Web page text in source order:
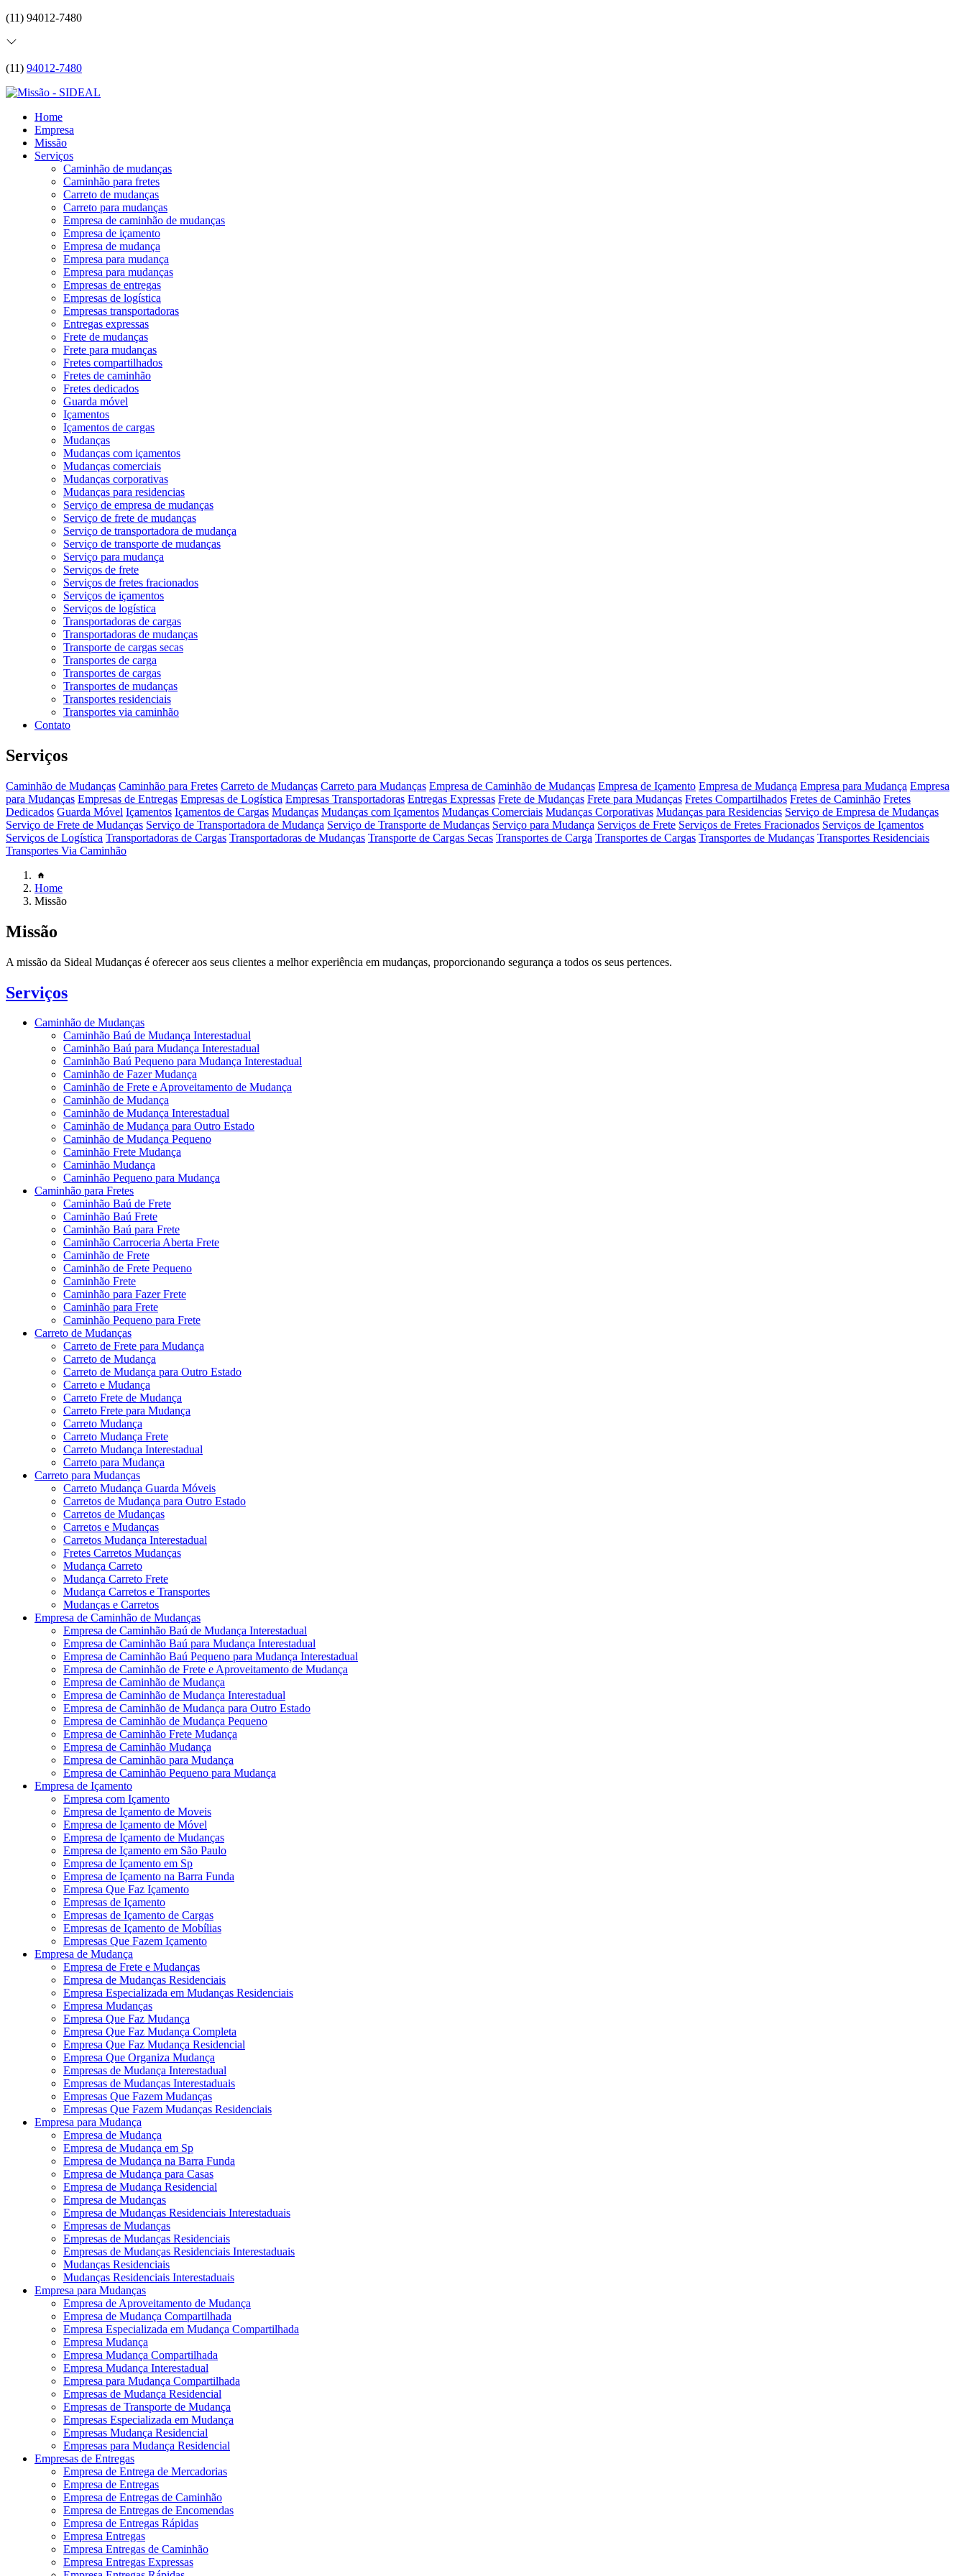
(11) 94012-7480
(11) 94012-7480
Home
Empresa
Missão
Serviços
Caminhão de mudanças
Caminhão para fretes
Carreto de mudanças
Carreto para mudanças
Empresa de caminhão de mudanças
Empresa de içamento
Empresa de mudança
Empresa para mudança
Empresa para mudanças
Empresas de entregas
Empresas de logística
Empresas transportadoras
Entregas expressas
Frete de mudanças
Frete para mudanças
Fretes compartilhados
Fretes de caminhão
Fretes dedicados
Guarda móvel
Içamentos
Içamentos de cargas
Mudanças
Mudanças com içamentos
Mudanças comerciais
Mudanças corporativas
Mudanças para residencias
Serviço de empresa de mudanças
Serviço de frete de mudanças
Serviço de transportadora de mudança
Serviço de transporte de mudanças
Serviço para mudança
Serviços de frete
Serviços de fretes fracionados
Serviços de içamentos
Serviços de logística
Transportadoras de cargas
Transportadoras de mudanças
Transporte de cargas secas
Transportes de carga
Transportes de cargas
Transportes de mudanças
Transportes residenciais
Transportes via caminhão
Contato
Serviços
Caminhão de Mudanças Caminhão para Fretes Carreto de Mudanças Carreto para Mudanças Empresa de Caminhão de Mudanças Empresa de Içamento Empresa de Mudança Empresa para Mudança Empresa
para Mudanças Empresas de Entregas Empresas de Logística Empresas Transportadoras Entregas Expressas Frete de Mudanças Frete para Mudanças Fretes Compartilhados Fretes de Caminhão Fretes
Dedicados Guarda Móvel Içamentos Içamentos de Cargas Mudanças Mudanças com Içamentos Mudanças Comerciais Mudanças Corporativas Mudanças para Residencias Serviço de Empresa de Mudanças
Serviço de Frete de Mudanças Serviço de Transportadora de Mudança Serviço de Transporte de Mudanças Serviço para Mudança Serviços de Frete Serviços de Fretes Fracionados Serviços de Içamentos
Serviços de Logística Transportadoras de Cargas Transportadoras de Mudanças Transporte de Cargas Secas Transportes de Carga Transportes de Cargas Transportes de Mudanças Transportes Residenciais
Transportes Via Caminhão
Home
Missão
Missão
A missão da Sideal Mudanças é oferecer aos seus clientes a melhor experiência em mudanças, proporcionando segurança a todos os seus pertences.
Serviços
Caminhão de Mudanças
Caminhão Baú de Mudança Interestadual
Caminhão Baú para Mudança Interestadual
Caminhão Baú Pequeno para Mudança Interestadual
Caminhão de Fazer Mudança
Caminhão de Frete e Aproveitamento de Mudança
Caminhão de Mudança
Caminhão de Mudança Interestadual
Caminhão de Mudança para Outro Estado
Caminhão de Mudança Pequeno
Caminhão Frete Mudança
Caminhão Mudança
Caminhão Pequeno para Mudança
Caminhão para Fretes
Caminhão Baú de Frete
Caminhão Baú Frete
Caminhão Baú para Frete
Caminhão Carroceria Aberta Frete
Caminhão de Frete
Caminhão de Frete Pequeno
Caminhão Frete
Caminhão para Fazer Frete
Caminhão para Frete
Caminhão Pequeno para Frete
Carreto de Mudanças
Carreto de Frete para Mudança
Carreto de Mudança
Carreto de Mudança para Outro Estado
Carreto e Mudança
Carreto Frete de Mudança
Carreto Frete para Mudança
Carreto Mudança
Carreto Mudança Frete
Carreto Mudança Interestadual
Carreto para Mudança
Carreto para Mudanças
Carreto Mudança Guarda Móveis
Carretos de Mudança para Outro Estado
Carretos de Mudanças
Carretos e Mudanças
Carretos Mudança Interestadual
Fretes Carretos Mudanças
Mudança Carreto
Mudança Carreto Frete
Mudança Carretos e Transportes
Mudanças e Carretos
Empresa de Caminhão de Mudanças
Empresa de Caminhão Baú de Mudança Interestadual
Empresa de Caminhão Baú para Mudança Interestadual
Empresa de Caminhão Baú Pequeno para Mudança Interestadual
Empresa de Caminhão de Frete e Aproveitamento de Mudança
Empresa de Caminhão de Mudança
Empresa de Caminhão de Mudança Interestadual
Empresa de Caminhão de Mudança para Outro Estado
Empresa de Caminhão de Mudança Pequeno
Empresa de Caminhão Frete Mudança
Empresa de Caminhão Mudança
Empresa de Caminhão para Mudança
Empresa de Caminhão Pequeno para Mudança
Empresa de Içamento
Empresa com Içamento
Empresa de Içamento de Moveis
Empresa de Içamento de Móvel
Empresa de Içamento de Mudanças
Empresa de Içamento em São Paulo
Empresa de Içamento em Sp
Empresa de Içamento na Barra Funda
Empresa Que Faz Içamento
Empresas de Içamento
Empresas de Içamento de Cargas
Empresas de Içamento de Mobílias
Empresas Que Fazem Içamento
Empresa de Mudança
Empresa de Frete e Mudanças
Empresa de Mudanças Residenciais
Empresa Especializada em Mudanças Residenciais
Empresa Mudanças
Empresa Que Faz Mudança
Empresa Que Faz Mudança Completa
Empresa Que Faz Mudança Residencial
Empresa Que Organiza Mudança
Empresas de Mudança Interestadual
Empresas de Mudanças Interestaduais
Empresas Que Fazem Mudanças
Empresas Que Fazem Mudanças Residenciais
Empresa para Mudança
Empresa de Mudança
Empresa de Mudança em Sp
Empresa de Mudança na Barra Funda
Empresa de Mudança para Casas
Empresa de Mudança Residencial
Empresa de Mudanças
Empresa de Mudanças Residenciais Interestaduais
Empresas de Mudanças
Empresas de Mudanças Residenciais
Empresas de Mudanças Residenciais Interestaduais
Mudanças Residenciais
Mudanças Residenciais Interestaduais
Empresa para Mudanças
Empresa de Aproveitamento de Mudança
Empresa de Mudança Compartilhada
Empresa Especializada em Mudança Compartilhada
Empresa Mudança
Empresa Mudança Compartilhada
Empresa Mudança Interestadual
Empresa para Mudança Compartilhada
Empresas de Mudança Residencial
Empresas de Transporte de Mudança
Empresas Especializada em Mudança
Empresas Mudança Residencial
Empresas para Mudança Residencial
Empresas de Entregas
Empresa de Entrega de Mercadorias
Empresa de Entregas
Empresa de Entregas de Caminhão
Empresa de Entregas de Encomendas
Empresa de Entregas Rápidas
Empresa Entregas
Empresa Entregas de Caminhão
Empresa Entregas Expressas